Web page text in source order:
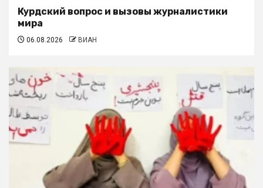
Курдский вопрос и вызовы журналистики
мира
06.08.2026 ВИАН